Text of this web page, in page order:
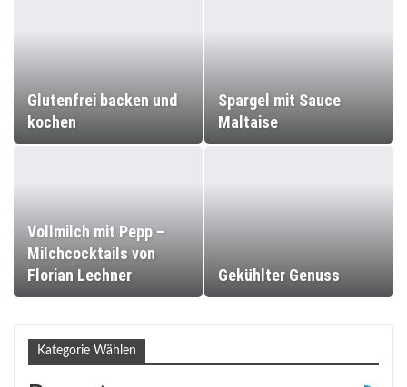
Glutenfrei backen und
kochen
Spargel mit Sauce
Maltaise
Vollmilch mit Pepp –
Milchcocktails von
Florian Lechner
Gekühlter Genuss
Kategorie Wählen